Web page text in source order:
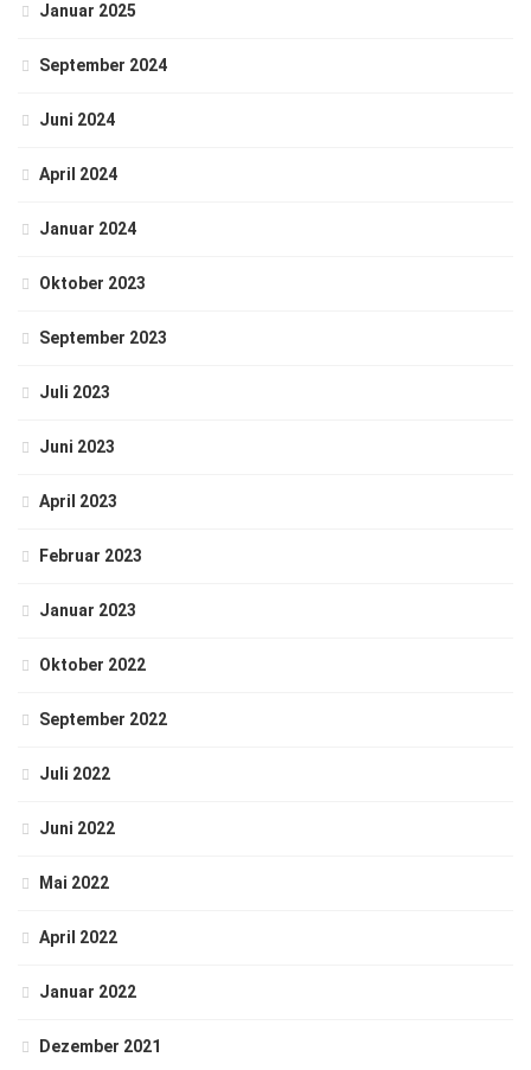
Januar 2025
September 2024
Juni 2024
April 2024
Januar 2024
Oktober 2023
September 2023
Juli 2023
Juni 2023
April 2023
Februar 2023
Januar 2023
Oktober 2022
September 2022
Juli 2022
Juni 2022
Mai 2022
April 2022
Januar 2022
Dezember 2021